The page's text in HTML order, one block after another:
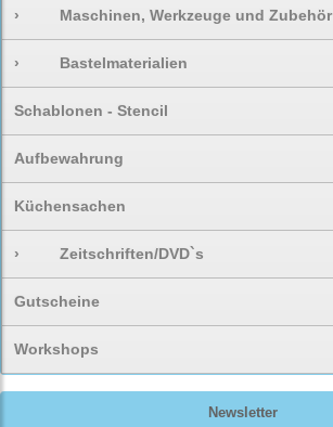
› Maschinen, Werkzeuge und Zubehör
› Bastelmaterialien
Schablonen - Stencil
Aufbewahrung
Küchensachen
› Zeitschriften/DVD`s
Gutscheine
Workshops
Newsletter